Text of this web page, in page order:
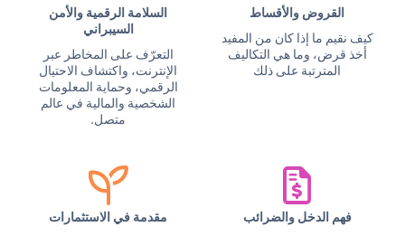
القروض والأقساط
كيف نقيم ما إذا كان من المفيد
أخذ قرض، وما هي التكاليف
المترتبة على ذلك
السلامة الرقمية والأمن
السيبراني
التعرّف على المخاطر عبر
الإنترنت، واكتشاف الاحتيال
الرقمي، وحماية المعلومات
الشخصية والمالية في عالم
متصل.
فهم الدخل والضرائب
مقدمة في الاستثمارات